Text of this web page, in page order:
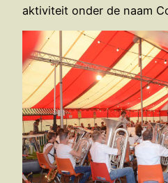
aktiviteit onder de naam